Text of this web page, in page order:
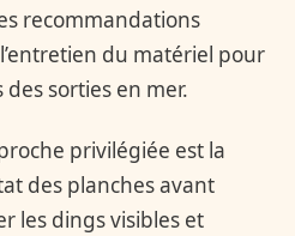
recommandations
du matériel pour
sorties en mer.
privilégiée est la
des planches avant
les dings visibles et